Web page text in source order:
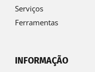
Serviços
Ferramentas
INFORMAÇÃO